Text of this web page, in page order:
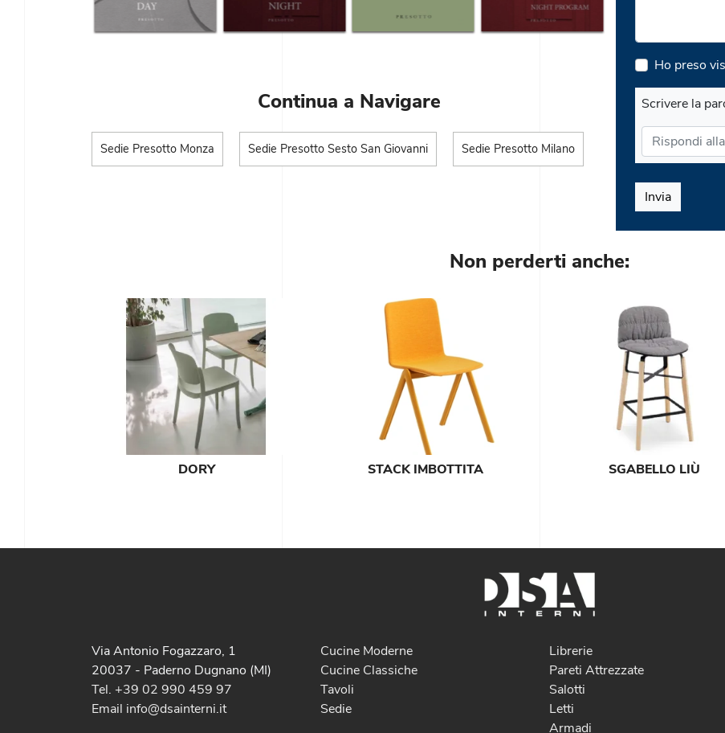
Continua a Navigare
Sedie Presotto Monza Sedie Presotto Sesto San Giovanni Sedie Presotto Milano
Ho preso
Scrivere la
Invia
Non perderti anche:
DORY STACK IMBOTTITA SGABELLO LIÙ
Via Antonio Fogazzaro, 1
20037 - Paderno Dugnano (MI)
Tel. +39 02 990 459 97
Email info@dsainterni.it
Cucine Moderne
Cucine Classiche
Tavoli
Sedie
Librerie
Pareti Attrezzate
Salotti
Letti
Armadi